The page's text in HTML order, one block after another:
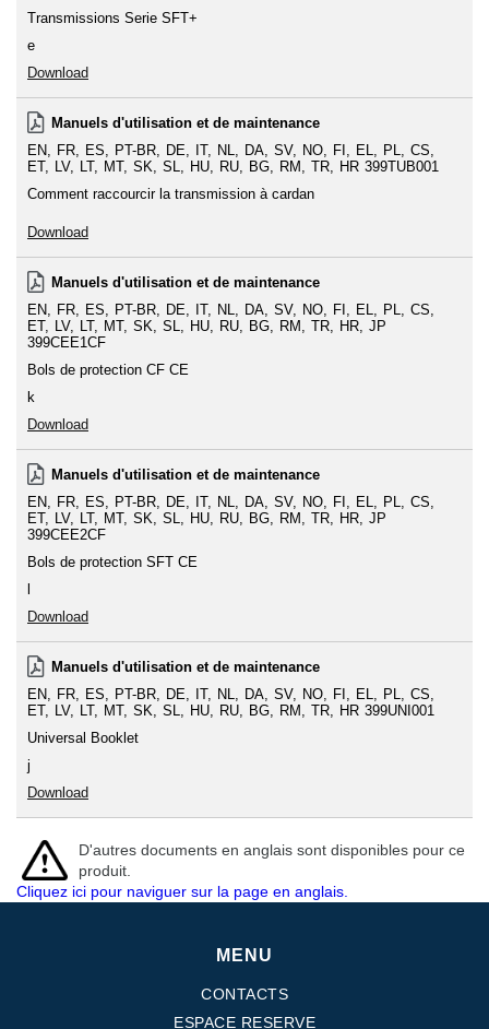
Transmissions Serie SFT+
e
Download
Manuels d'utilisation et de maintenance
EN
FR ES PT-BR DE IT NL DA SV NO FI EL PL
CS
ET
LV LT MT SK SL HU RU BG RM TR HR 399TUB001
Comment raccourcir la transmission à cardan
Download
Manuels d'utilisation et de maintenance
EN
FR ES PT-BR DE IT NL DA SV NO FI EL PL
CS
ET
LV LT MT SK SL HU RU BG RM TR HR JP
399CEE1CF
Bols de protection CF CE
k
Download
Manuels d'utilisation et de maintenance
EN
FR ES PT-BR DE IT NL DA SV NO FI EL PL
CS
ET
LV LT MT SK SL HU RU BG RM TR HR JP
399CEE2CF
Bols de protection SFT CE
l
Download
Manuels d'utilisation et de maintenance
EN
FR ES PT-BR DE IT NL DA SV NO FI EL PL
CS
ET
LV LT MT SK SL HU RU BG RM TR HR 399UNI001
Universal Booklet
j
Download
D'autres documents en anglais sont disponibles pour ce
produit.
Cliquez ici pour naviguer sur la page en anglais.
MENU
CONTACTS
ESPACE RESERVE